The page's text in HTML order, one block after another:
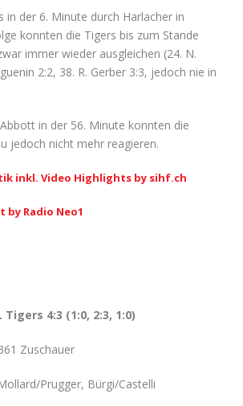
in der 6. Minute durch Harlacher in
konnten die Tigers bis zum Stande
immer wieder ausgleichen (24. N.
2:2, 38. R. Gerber 3:3, jedoch nie in
in der 56. Minute konnten die
jedoch nicht mehr reagieren.
inkl. Video Highlights by sihf.ch
Radio Neo1
Tigers 4:3 (1:0, 2:3, 1:0)
Zuschauer
Prugger, Bürgi/Castelli